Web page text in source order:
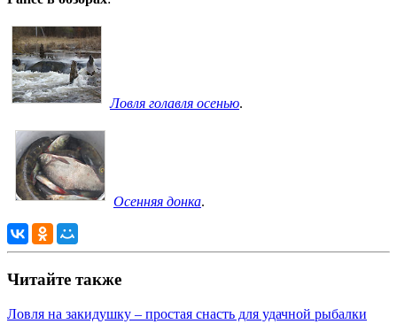
Ловля голавля осенью.
Осенняя донка
Читайте также
Ловля на закидушку – простая снасть для удачной рыбалки